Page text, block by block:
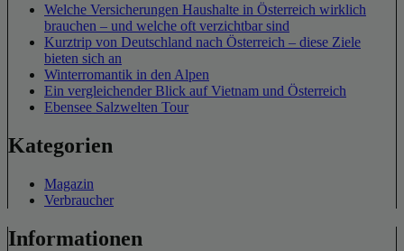
Welche Versicherungen Haushalte in Österreich wirklich
brauchen – und welche oft verzichtbar sind
Kurztrip von Deutschland nach Österreich – diese Ziele
bieten sich an
Winterromantik in den Alpen
Ein vergleichender Blick auf Vietnam und Österreich
Ebensee Salzwelten Tour
Kategorien
Magazin
Verbraucher
Informationen